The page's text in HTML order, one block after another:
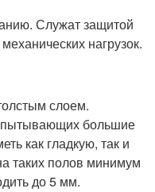
Служат защитой
нагрузок.
слоем.
большие
как гладкую, так и
таких полов минимум
до 5 мм.